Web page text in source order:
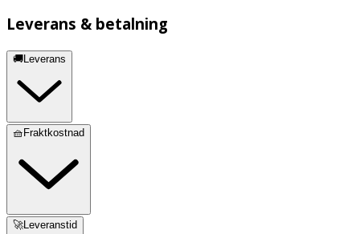
Leverans & betalning
🚚Leverans
🧺Fraktkostnad
🚀Leveranstid